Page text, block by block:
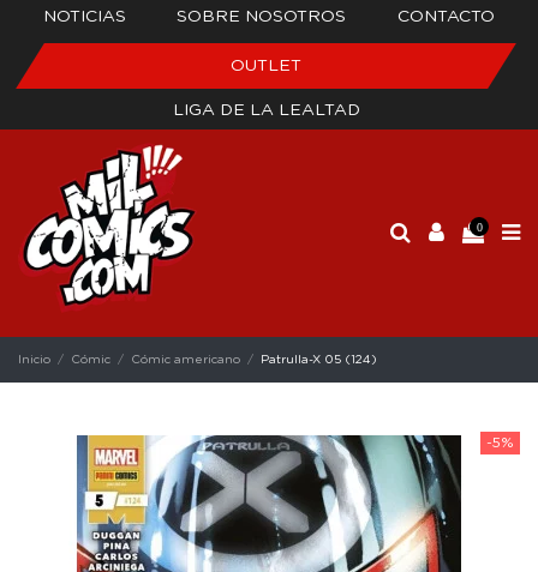
NOTICIAS SOBRE NOSOTROS CONTACTO
OUTLET
LIGA DE LA LEALTAD
0
Inicio Cómic Cómic americano Patrulla-X 05 (124)
-5%